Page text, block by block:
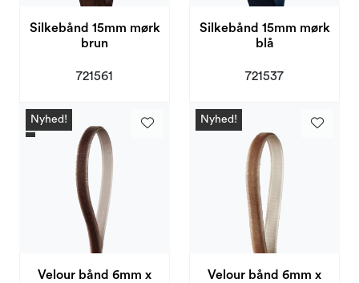
Silkebånd 15mm mørk
brun
721561
Silkebånd 15mm mørk
blå
721537
Nyhed!
Velour bånd 6mm x
Nyhed!
Velour bånd 6mm x